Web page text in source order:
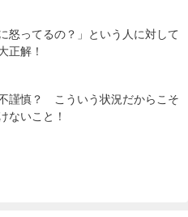
怒ってるの？」という人に対して
正解！
謹慎？ こういう状況だからこそ
ないこと！